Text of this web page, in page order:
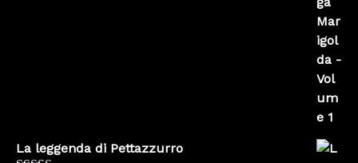
La leggenda di Pettazzurro